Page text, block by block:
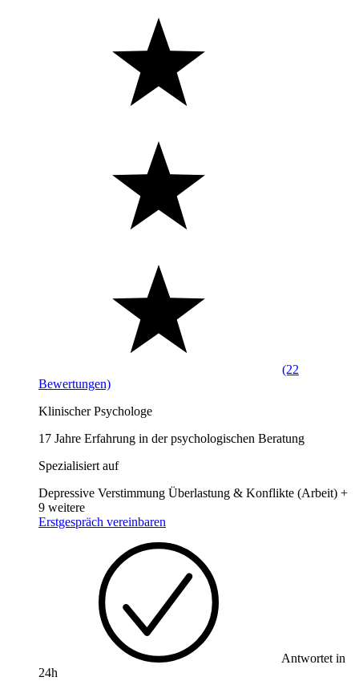
(22
Bewertungen)
Klinischer Psychologe
17 Jahre Erfahrung in der psychologischen Beratung
Spezialisiert auf
Depressive Verstimmung Überlastung & Konflikte (Arbeit) +
9 weitere
Erstgespräch vereinbaren
Antwortet in
24h